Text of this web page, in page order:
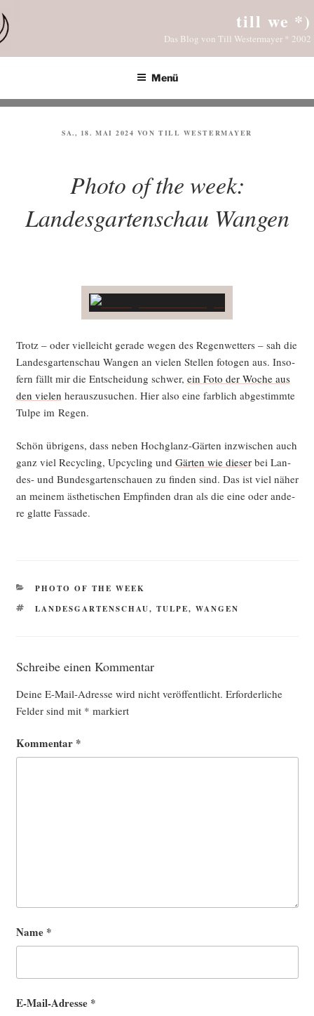
Inhalt
springen
till we *)
Das Blog von Till Westermayer * 2002
Menü
VERÖFFENTLICHT
SA., 18. MAI 2024 VON TILL WESTERMAYER
Photo of the week:
Landesgartenschau Wangen
Trotz – oder viel­leicht gera­de wegen des Regen­wet­ters – sah die
Lan­des­gar­ten­schau Wan­gen an vie­len Stel­len foto­gen aus. Inso­
fern fällt mir die Ent­schei­dung schwer, ein Foto der Woche aus
den vie­len her­aus­zu­su­chen. Hier also eine farb­lich abge­stimm­te
Tul­pe im Regen.
Schön übri­gens, dass neben Hoch­glanz-Gär­ten inzwi­schen auch
ganz viel Recy­cling, Upcy­cling und Gär­ten wie die­serbei Lan­
des- und Bun­des­gar­ten­schau­en zu fin­den sind. Das ist viel näher
an mei­nem ästhe­ti­schen Emp­fin­den dran als die eine oder ande­
re glat­te Fassade.
KATEGORIEN
PHOTO OF THE WEEK
SCHLAGWÖRTER
LANDESGARTENSCHAU, TULPE, WANGEN
Schreibe einen Kommentar
Deine E-Mail-Adresse wird nicht veröffentlicht. Erforderliche
Felder sind mit * markiert
Kommentar *
Name *
E-Mail-Adresse *